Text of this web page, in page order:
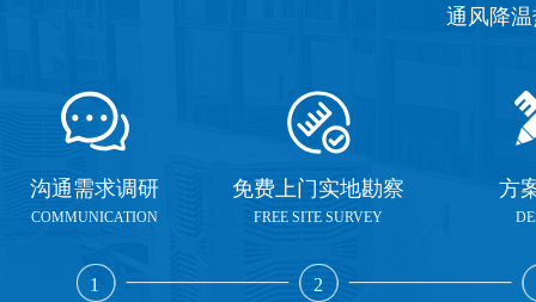
通风降
沟通需求调研
COMMUNICATION
1
免费上门实地勘察
FREE SITE SURVEY
2
方